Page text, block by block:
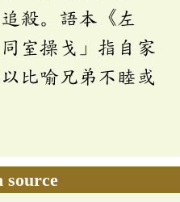
殺。語本《左
室操戈」指自家
比喻兄弟不睦或
source